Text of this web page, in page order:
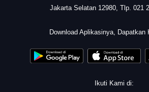
Jakarta Selatan 12980, Tlp. 021
Download Aplikasinya, Dapatkan
Ikuti Kami di: